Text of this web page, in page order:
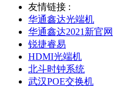
友情链接 :
华通鑫达光端机
华通鑫达2021新官网
锐捷睿易
HDMI光端机
北斗时钟系统
武汉POE交换机